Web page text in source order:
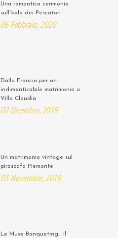
Una romantica cerimonia
sull’Isola dei Pescatori
06 Febbraio, 2020
Dalla Francia per un
indimenticabile matrimonio a
Villa Claudia
02 Dicembre, 2019
Un matrimonio vintage sul
piroscafo Piemonte
03 Novembre, 2019
Le Muse Banqueting… il